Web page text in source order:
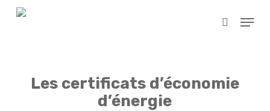
Skip
search
Menu
Les certificats d’économie
d’énergie